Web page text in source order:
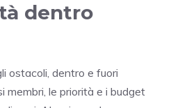
dentro
ostacoli, dentro e fuori
membri, le priorità e i budget